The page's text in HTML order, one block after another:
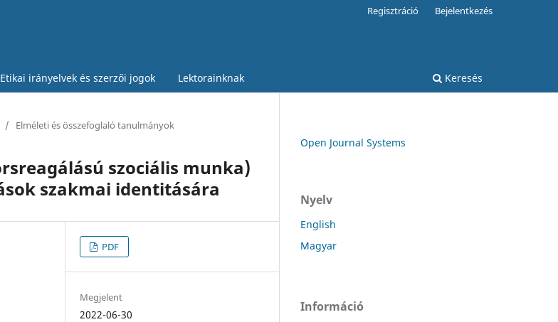
Etikai irányelvek és szerzői jogok Lektorainknak Keresés
Regisztráció Bejelentkezés
/ Elméleti és összefoglaló tanulmányok
szociális munka)
szakmai identitására
PDF
Megjelent
2022-06-30
Open Journal Systems
Nyelv
English
Magyar
Információ